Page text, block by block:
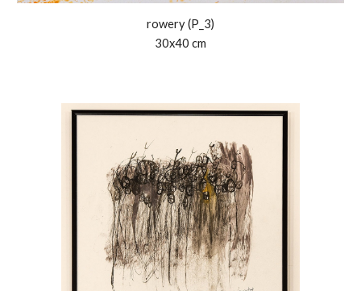
rowery (P _3)
30x40 cm